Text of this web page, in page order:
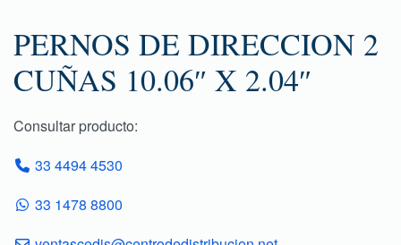
PERNOS DE DIRECCION 2
CUÑAS 10.06″ X 2.04″
Consultar producto:
33 4494 4530
33 1478 8800